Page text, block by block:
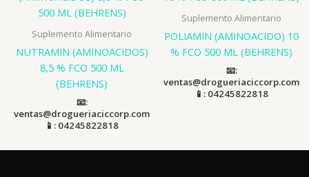
Suplemento Alimentario
NUTRAMIN (AMINOACIDOS)
8,5 % FCO 500 ML
(BEHRENS)
📧:
ventas@drogueriaciccorp.com
📱: 04245822818
Suplemento Alimentario
POLIAMIN (AMINOACIDO) 10
% FCO 500 ML (BEHRENS)
📧:
ventas@drogueriaciccorp.com
📱: 04245822818